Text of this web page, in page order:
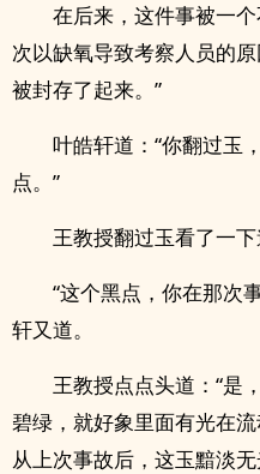
在后来，这件事被一
次以缺氧导致考察人员的
被封存了起来。”
叶皓轩道：“你翻过玉
点。”
王教授翻过玉看了一
“这个黑点，你在那次
轩又道。
王教授点点头道：“是
碧绿，就好象里面有光在
从上次事故后，这玉黯淡